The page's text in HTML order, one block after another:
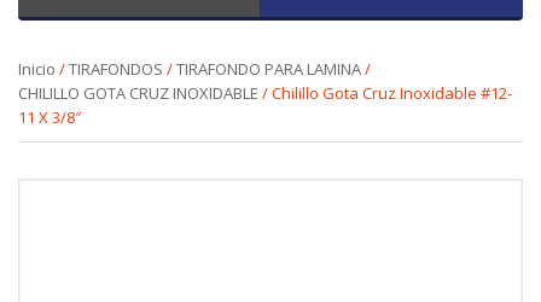
Inicio /TIRAFONDOS /TIRAFONDO PARA LAMINA/
CHILILLO GOTA CRUZ INOXIDABLE / Chilillo Gota Cruz Inoxidable #12-
11 X 3/8″